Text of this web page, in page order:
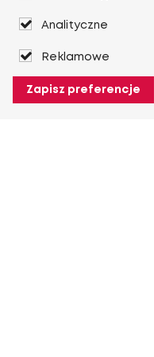
Analityczne
Reklamowe
Zapisz preferencje